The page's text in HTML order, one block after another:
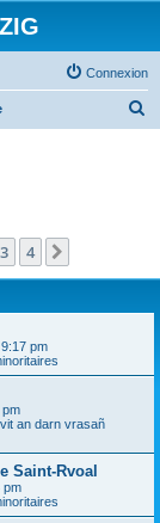
Connexion
c
3 4
pm
pm
an darn vrasañ
Saint-Rvoal
pm